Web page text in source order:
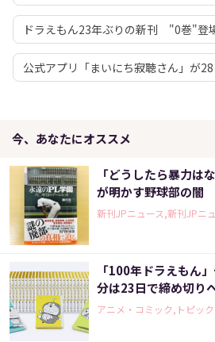
ドラえもん23年ぶりの新刊 "0巻"登
公式アプリ「まいにち寂聴さん」が
今、あなたにオススメ
「どうしたら暴力は
が明かす野球部の闇
新刊JPニュース,新刊JPニ
「100年ドラえもん
分は23日で締め切り
アニメ・コミック,トピック